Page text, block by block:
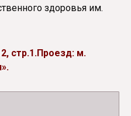
здоровья им.
стр.1.Проезд: м.